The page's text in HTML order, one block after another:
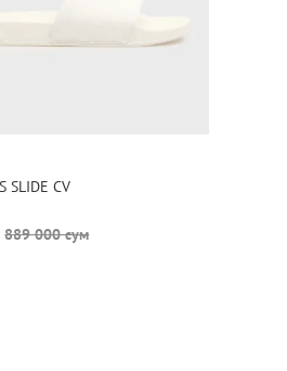
SLIDE CV
889 000 сум